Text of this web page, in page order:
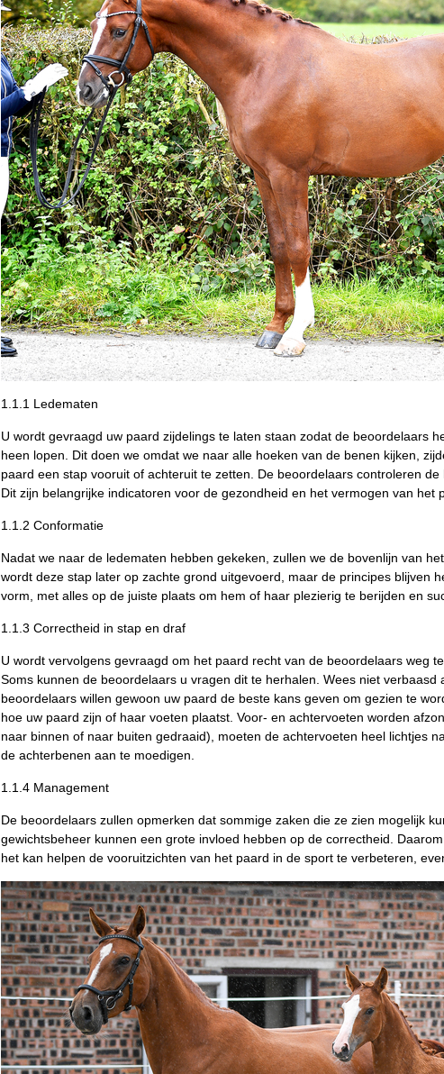
1.1.1 Ledematen
U wordt gevraagd uw paard zijdelings te laten staan zodat de beoordelaars
heen lopen. Dit doen we omdat we naar alle hoeken van de benen kijken,
paard een stap vooruit of achteruit te zetten. De beoordelaars controleren
Dit zijn belangrijke indicatoren voor de gezondheid en het vermogen van het
1.1.2 Conformatie
Nadat we naar de ledematen hebben gekeken, zullen we de bovenlijn van
wordt deze stap later op zachte grond uitgevoerd, maar de principes blijven
vorm, met alles op de juiste plaats om hem of haar plezierig te berijden en
1.1.3 Correctheid in stap en draf
U wordt vervolgens gevraagd om het paard recht van de beoordelaars weg
Soms kunnen de beoordelaars u vragen dit te herhalen. Wees niet
beoordelaars willen gewoon uw paard de beste kans geven om gezien te
hoe uw paard zijn of haar voeten plaatst. Voor- en achtervoeten worden
naar binnen of naar buiten gedraaid), moeten de achtervoeten heel lichtjes
de achterbenen aan te moedigen.
1.1.4 Management
De beoordelaars zullen opmerken dat sommige zaken die ze zien mogelijk
gewichtsbeheer kunnen een grote invloed hebben op de correctheid.
het kan helpen de vooruitzichten van het paard in de sport te verbeteren,